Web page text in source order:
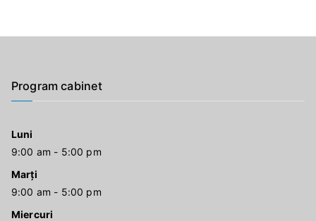
Program cabinet
Luni
9:00 am - 5:00 pm
Marți
9:00 am - 5:00 pm
Miercuri